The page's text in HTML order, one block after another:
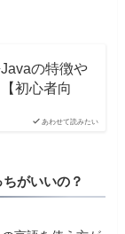
あわせて読みたい
の特徴や
初心者向
がいいの？